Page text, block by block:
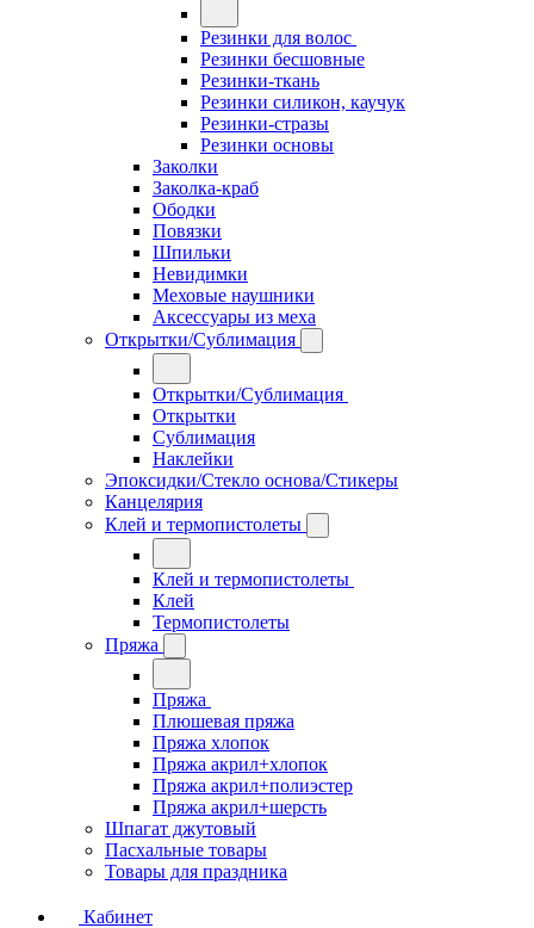
Резинки для волос
Резинки бесшовные
Резинки-ткань
Резинки силикон, каучук
Резинки-стразы
Резинки основы
Заколки
Заколка-краб
Ободки
Повязки
Шпильки
Невидимки
Меховые наушники
Аксессуары из меха
Открытки/Сублимация
Открытки/Сублимация
Открытки
Сублимация
Наклейки
Эпоксидки/Стекло основа/Стикеры
Канцелярия
Клей и термопистолеты
Клей и термопистолеты
Клей
Термопистолеты
Пряжа
Пряжа
Плюшевая пряжа
Пряжа хлопок
Пряжа акрил+хлопок
Пряжа акрил+полиэстер
Пряжа акрил+шерсть
Шпагат джутовый
Пасхальные товары
Товары для праздника
Кабинет